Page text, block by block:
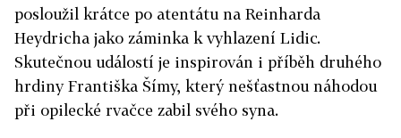
posloužil krátce po atentátu na Reinharda
Heydricha jako záminka k vyhlazení Lidic.
Skutečnou událostí je inspirován i příběh druhého
hrdiny Františka Šímy, který nešťastnou náhodou
při opilecké rvačce zabil svého syna.